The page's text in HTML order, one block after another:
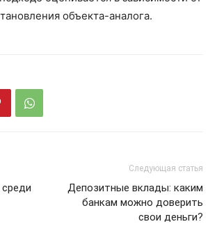
объекта-аналога.
Следующая статья
Депозитные вклады: каким
банкам можно доверить
свои деньги?